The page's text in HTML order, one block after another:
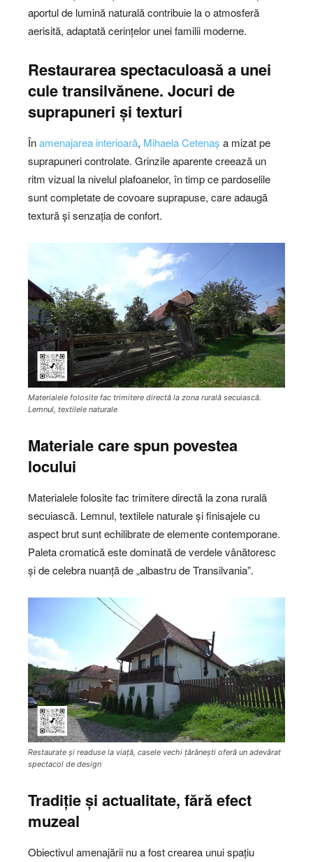
aportul de lumină naturală contribuie la o atmosferă
aerisită, adaptată cerințelor unei familii moderne.
Restaurarea spectaculoasă a unei
cule transilvănene. Jocuri de
suprapuneri și texturi
Înamenajarea interioară, Mihaela Cetenaș a mizat pe
suprapuneri controlate. Grinzile aparente creează un
ritm vizual la nivelul plafoanelor, în timp ce pardoselile
sunt completate de covoare suprapuse, care adaugă
textură și senzația de confort.
Materialele folosite fac trimitere directă la zona rurală secuiască.
Lemnul, textilele naturale
Materiale care spun povestea
locului
Materialele folosite fac trimitere directă la zona rurală
secuiască. Lemnul, textilele naturale și finisajele cu
aspect brut sunt echilibrate de elemente contemporane.
Paleta cromatică este dominată de verdele vânătoresc
și de celebra nuanță de „albastru de Transilvania”.
Restaurate și readuse la viață, casele vechi țărănești oferă un adevărat
spectacol de design
Tradiție și actualitate, fără efect
muzeal
Obiectivul amenajării nu a fost crearea unui spațiu